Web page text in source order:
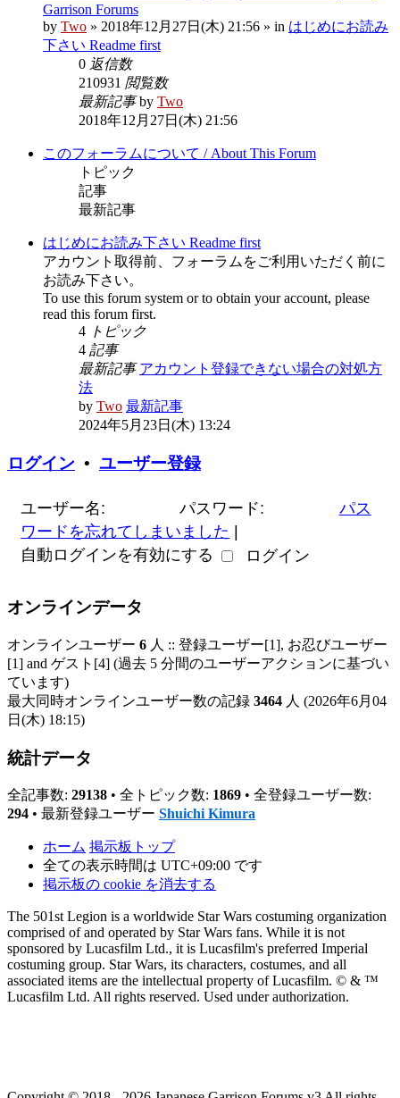
Garrison Forums
by Two » 2018年12月27日(木) 21:56 » in はじめにお読み
下さい Readme first
0 返信数
210931 閲覧数
最新記事by Two
2018年12月27日(木) 21:56
このフォーラムについて / About This Forum
トピック
記事
最新記事
はじめにお読み下さい Readme first
アカウント取得前、フォーラムをご利用いただく前に
お読み下さい。
To use this forum system or to obtain your account, please
read this forum first.
4 トピック
4 記事
最新記事 アカウント登録できない場合の対処方
法
by Two 最新記事
2024年5月23日(木) 13:24
ログイン • ユーザー登録
ユーザー名: パスワード:
パス
ワードを忘れてしまいました
自動ログインを有効にする
オンラインデータ
オンラインユーザー 6 人 :: 登録ユーザー[1], お忍びユーザー
[1] and ゲスト[4] (過去 5 分間のユーザーアクションに基づい
ています)
最大同時オンラインユーザー数の記録 3464 人 (2026年6月04
日(木) 18:15)
統計データ
全記事数: 29138 • 全トピック数: 1869 • 全登録ユーザー数:
294 • 最新登録ユーザー Shuichi Kimura
ホーム 掲示板トップ
全ての表示時間は UTC+09:00 です
掲示板の cookie を消去する
The 501st Legion is a worldwide Star Wars costuming organization
comprised of and operated by Star Wars fans. While it is not
sponsored by Lucasfilm Ltd., it is Lucasfilm's preferred Imperial
costuming group. Star Wars, its characters, costumes, and all
associated items are the intellectual property of Lucasfilm. © & ™
Lucasfilm Ltd. All rights reserved. Used under authorization.